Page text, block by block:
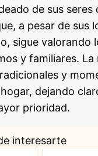
de sus seres
a pesar de sus
sigue valorando
y familiares. La
y
dejando
prioridad.
interesarte